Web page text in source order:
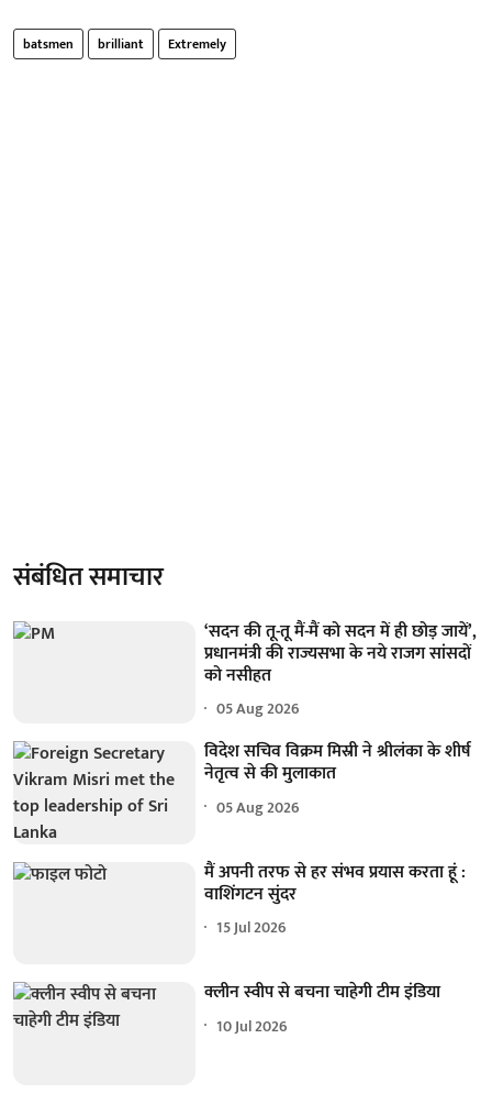
batsmen brilliant Extremely
संबंधित समाचार
‘सदन की तू-तू मैं-मैं को सदन में ही छोड़ जायें’,
प्रधानमंत्री की राज्यसभा के नये राजग सांसदों
को नसीहत
05 Aug 2026
विदेश सचिव विक्रम मिस्री ने श्रीलंका के शीर्ष
नेतृत्व से की मुलाकात
05 Aug 2026
मैं अपनी तरफ से हर संभव प्रयास करता हूं :
वाशिंगटन सुंदर
15 Jul 2026
क्लीन स्वीप से बचना चाहेगी टीम इंडिया
10 Jul 2026